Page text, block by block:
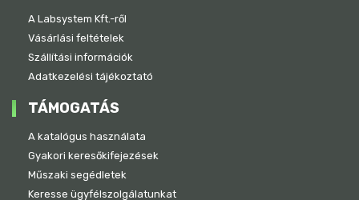
A Labsystem Kft.-ről
Vásárlási feltételek
Szállítási információk
Adatkezelési tájékoztató
TÁMOGATÁS
A katalógus használata
Gyakori keresőkifejezések
Műszaki segédletek
Keresse ügyfélszolgálatunkat